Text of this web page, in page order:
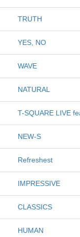
TRUTH
YES, NO
WAVE
NATURAL
T-SQUARE LIVE
NEW-S
Refreshest
IMPRESSIVE
CLASSICS
HUMAN